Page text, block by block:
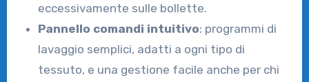
eccessivamente sulle bollette.
Pannello comandi intuitivo: programmi di
lavaggio semplici, adatti a ogni tipo di
tessuto, e una gestione facile anche per chi